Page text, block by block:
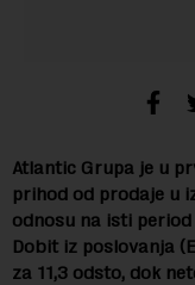
Atlantic Grupa je u
prihod od prodaje u
odnosu na isti
Dobit iz poslovanja
za 11,3 odsto, dok